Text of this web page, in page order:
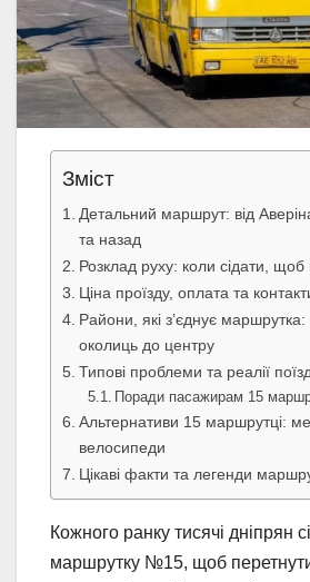
Зміст
Детальний маршрут: від
та назад
Розклад руху: коли сідати, щоб
Ціна проїзду, оплата та
Райони, які з’єднує маршрутка:
околиць до центру
Типові проблеми та реалії
Поради пасажирам 15
Альтернативи 15 маршрутці:
велосипеди
Цікаві факти та легенди
Кожного ранку тисячі дніпрян
маршрутку №15, щоб перетнути